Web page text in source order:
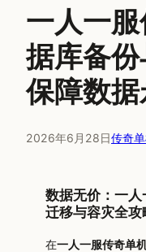
一人一
据库备份
保障数据
2026年6月28日传奇
数据无价：一人
迁移与容灾全攻
在一人一服传奇单